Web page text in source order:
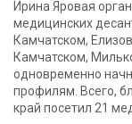
Ирина Яровая
медицинских
Камчатском,
Камчатском,
одновременно
профилям. Всего,
край посетил 21